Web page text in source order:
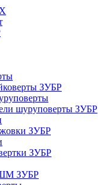
ЗУБР
шуруповерты ЗУБР
ЗУБР
ЗУБР
ЗУБР